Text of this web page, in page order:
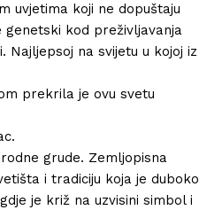
uvjetima koji ne dopuštaju
kod preživljavanja
Najljepsoj na svijetu u kojoj iz
prekrila je ovu svetu
grude. Zemljopisna
i tradiciju koja je duboko
je križ na uzvisini simbol i